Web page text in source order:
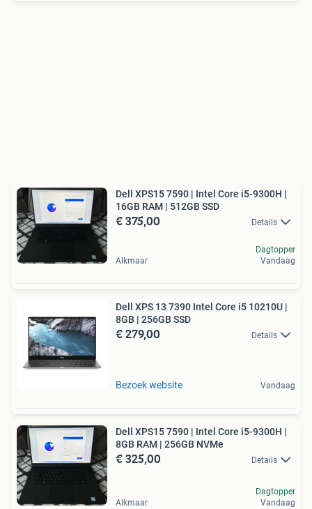
Dell XPS15 7590 | Intel Core i5-9300H |
16GB RAM | 512GB SSD
€ 375,00 Details
Alkmaar
Dagtopper
Vandaag
Dell XPS 13 7390 Intel Core i5 10210U |
8GB | 256GB SSD
€ 279,00 Details
Bezoek website Vandaag
Dell XPS15 7590 | Intel Core i5-9300H |
8GB RAM | 256GB NVMe
€ 325,00 Details
Alkmaar
Dagtopper
Vandaag